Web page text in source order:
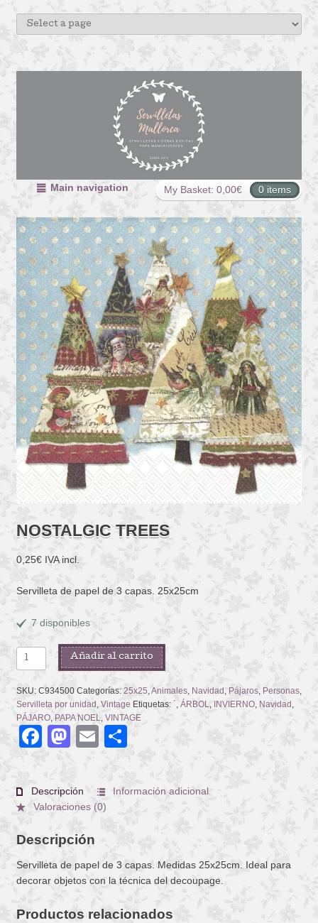
My Basket: 0,00€ 0 items
Main navigation
NOSTALGIC TREES
0,25€ IVA incl.
Servilleta de papel de 3 capas. 25x25cm
7 disponibles
NOSTALGIC
TREES
cantidad
Añadir al carrito
SKU: C934500 Categorías: 25x25 Animales, Navidad Pájaros, Personas,
Servilleta por unidad Vintage Etiquetas: ´ ÁRBOL INVIERNO, Navidad
PÁJARO, PAPA NOEL VINTAGE
Facebook
Mastodon
EmailCompartir
Descripción
Información adicional
Valoraciones (0)
Descripción
Servilleta de papel de 3 capas. Medidas 25x25cm. Ideal para
decorar objetos con la técnica del decoupage.
Productos relacionados